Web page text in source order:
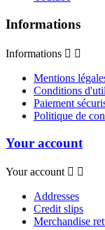
Informations
Informations  
Mentions
Conditions
Paiement
Politique de
Your account
Your account  
Addresses
Credit slips
Merchandise